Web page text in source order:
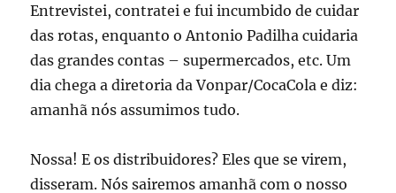
Entrevistei, contratei e fui incumbido de cuidar
das rotas, enquanto o Antonio Padilha cuidaria
das grandes contas – supermercados, etc. Um
dia chega a diretoria da Vonpar/CocaCola e diz:
amanhã nós assumimos tudo.
Nossa! E os distribuidores? Eles que se virem,
disseram. Nós sairemos amanhã com o nosso